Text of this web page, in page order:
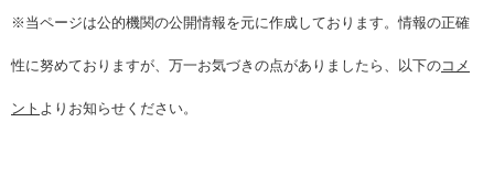
※当ページは公的機関の公開情報を元に作成しております。情報の正確
性に努めておりますが、万一お気づきの点がありましたら、以下のコメ
ント よりお知らせください。